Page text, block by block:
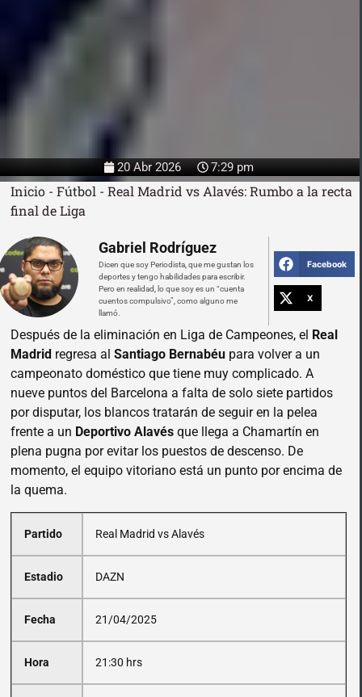
20 Abr 2026 7:29 pm
Inicio - Fútbol - Real Madrid vs Alavés: Rumbo a la recta
final de Liga
Gabriel Rodríguez
Dicen que soy Periodista, que me gustan los
deportes y tengo habilidades para escribir.
Pero en realidad, lo que soy es un “cuenta
cuentos compulsivo”, como alguno me
llamó.
Facebook
X
Después de la eliminación en Liga de Campeones, el Real
Madrid regresa al Santiago Bernabéu para volver a un
campeonato doméstico que tiene muy complicado. A
nueve puntos del Barcelona a falta de solo siete partidos
por disputar, los blancos tratarán de seguir en la pelea
frente a un Deportivo Alavés que llega a Chamartín en
plena pugna por evitar los puestos de descenso. De
momento, el equipo vitoriano está un punto por encima de
la quema.
Partido
Estadio
Fecha
Hora
Real Madrid vs Alavés
DAZN
21/04/2025
21:30 hrs